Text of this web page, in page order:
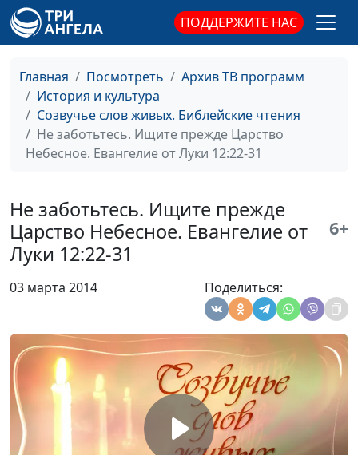
ПОДДЕРЖИТЕ НАС
Главная Посмотреть
Архив ТВ программ
История и культура
Созвучье слов живых. Библейские чтения
Не заботьтесь. Ищите прежде Царство
Небесное. Евангелие от Луки 12:22-31
Не заботьтесь. Ищите прежде
Царство Небесное. Евангелие от
Луки 12:22-31
6+
03 марта 2014 Поделиться:
Фарисей и мытарь.Всякий,
возвышающий себя, унижен
возвышен.Евангелие от Луки 18:9-
14
Ирина
Кириченко
#25
Молитесь, не переставайте.
Евангелие от Луки 18:1-8
Ирина
Кириченко
благодарности и вере.Евангелие
от Луки 17:11-19
Кириченко
Притча о богаче и Лазаре.
Ирина
#21
Притча о потерянной овце и
монете. Евангелие от Луки 15:1-10
Ирина
Кириченко
#20
Притча о выборе почетных мест.
о смирении. Евангелие от Луки
14:7-14
Ирина
Кириченко
#19